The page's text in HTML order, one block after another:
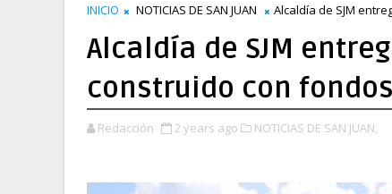
INICIO NOTICIAS DE SAN JUAN Alcaldía de SJM
Alcaldía de SJM
construido con
Redacción 2 years ago NOTICIAS DE SAN JUAN,